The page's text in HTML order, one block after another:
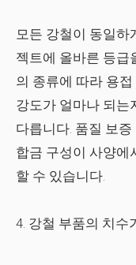
모든 강철이 동일하
젝트에 올바른 등급
의 종류에 따라 용
강도가 얼마나 되는
다릅니다. 품질 보
합금 구성이 사양에
할 수 있습니다.
4. 강철 부품의 치수